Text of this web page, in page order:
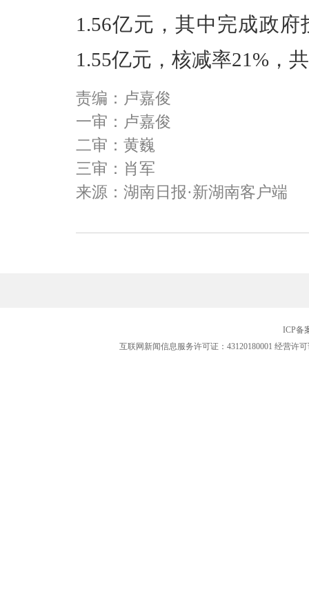
1.56亿元，其中完成政
1.55亿元，核减率21%，
责编：卢嘉俊
一审：卢嘉俊
二审：黄巍
三审：肖军
来源：湖南日报·新湖南客户端
ICP备
互联网新闻信息服务许可证：43120180001 经营许可